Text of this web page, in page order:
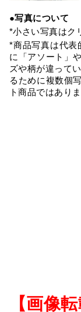
●写真について
*小さい写真はク
*商品写真は代表
に「アソート」
ズや柄が違って
るために複数個
ト商品ではありま
【画像